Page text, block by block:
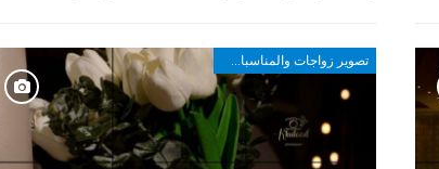
تصوير زواجات والمناسبات في مكة والطائف وأبها والجنوب